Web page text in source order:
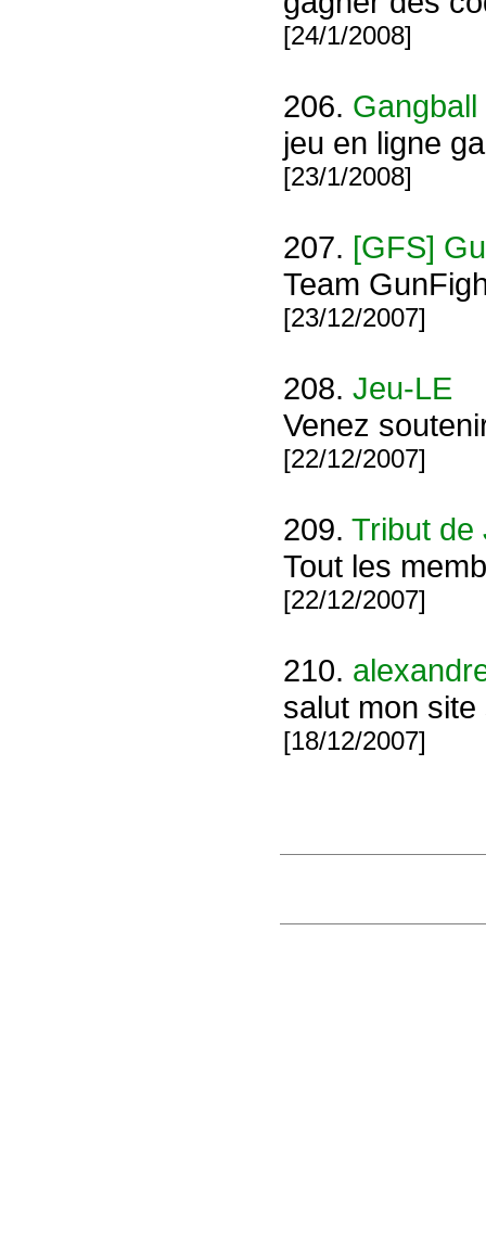
[24/1/2008]
206. Gangball
jeu en ligne
[23/1/2008]
207. [GFS]
Team
[23/12/2007]
208. Jeu-LE
Venez
[22/12/2007]
209. Tribut de
Tout les
[22/12/2007]
210.
salut mon
[18/12/2007]